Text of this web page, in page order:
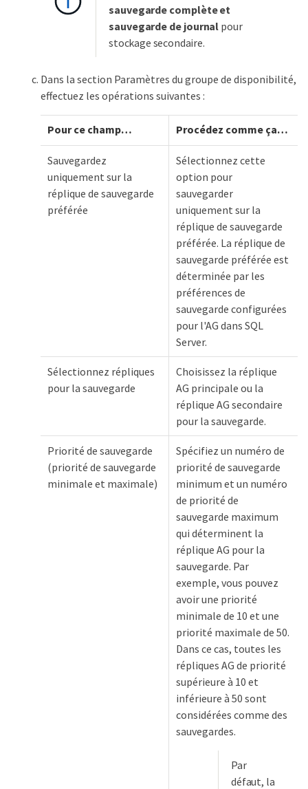
sauvegarde complète et
sauvegarde de journal pour
stockage secondaire.
Dans la section Paramètres du groupe de disponibilité,
effectuez les opérations suivantes :
Pour ce champ…​ Procédez comme ça…​
Sauvegardez
uniquement sur la
réplique de sauvegarde
préférée
Sélectionnez cette
option pour
sauvegarder
uniquement sur la
réplique de sauvegarde
préférée. La réplique de
sauvegarde préférée est
déterminée par les
préférences de
sauvegarde configurées
pour l'AG dans SQL
Server.
Sélectionnez répliques
pour la sauvegarde
Choisissez la réplique
AG principale ou la
réplique AG secondaire
pour la sauvegarde.
Priorité de sauvegarde
(priorité de sauvegarde
minimale et maximale)
Spécifiez un numéro de
priorité de sauvegarde
minimum et un numéro
de priorité de
sauvegarde maximum
qui déterminent la
réplique AG pour la
sauvegarde. Par
exemple, vous pouvez
avoir une priorité
minimale de 10 et une
priorité maximale de 50.
Dans ce cas, toutes les
répliques AG de priorité
supérieure à 10 et
inférieure à 50 sont
considérées comme des
sauvegardes.
Par
défaut, la